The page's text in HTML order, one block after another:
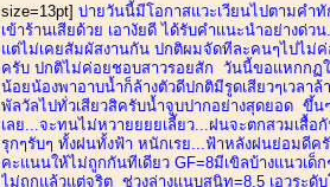
size=13pt] บ่ายวันนี้มีโอกาสแวะเวียนไปตามค
เข้าร้านเสียด้วย เอางัยดี ได้รับคำแนะนำอย่างด่
แต่ไม่เคยสัมผัสงานกัน ปกติผมจัดทีละคนๆไปไม่
ครับ ปกติไม่ค่อยชอบสาวรอยสัก วันนี้ขอแหกกฏใ
น้อยน้องพาอาบน้ำก็ล้างตัวดีปกติมีรูดเสียวๆเวล
พัลวัลไปทั่วเสียวสิครับน้ำจูบปากอย่างสุดยอด ขึ้น
เลย...จะทนไม่หวายยยยเลี้ยว...ฝนจะตกสวมเสื้อ
รุกๆรับๆ ทั้งฝนทั้งฟ้า หนักเรย...ฟ้าหลังฝนย่อมดี
คะแนนให้ไม่ถูกกันทีเดียว GF=8มีเขิลบ้างแนว
ไม่ถูกแล้วแต่จริต ช่วงล่างแนบสนิท=8.5 เอวระ